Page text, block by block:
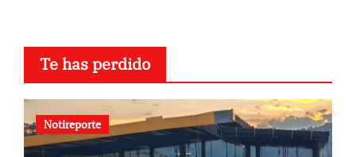
Te has perdido
Notireporte